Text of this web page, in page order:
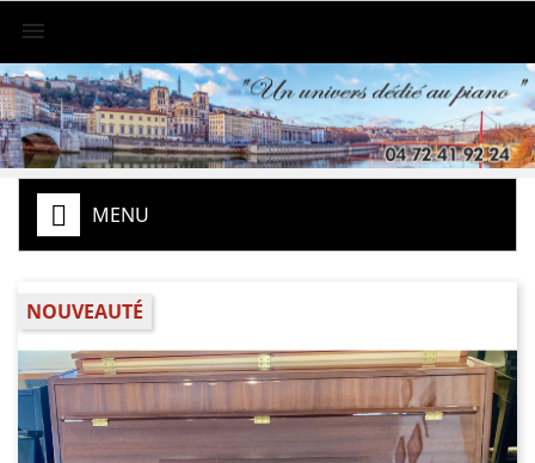

MENU
NOUVEAUTÉ